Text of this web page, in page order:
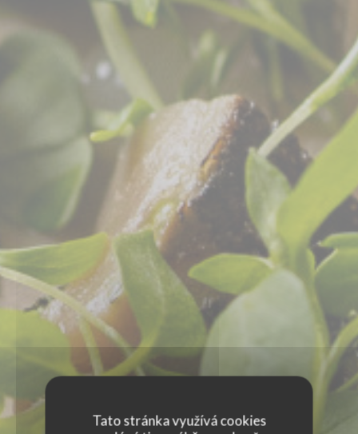
Tato stránka využívá cookies